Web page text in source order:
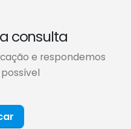
consulta
e respondemos